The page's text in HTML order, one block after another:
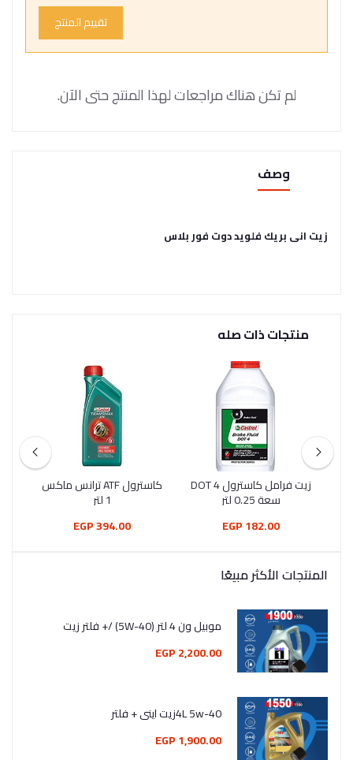
تقييم المنتج
لم تكن هناك مراجعات لهذا المنتج حتى الآن.
وصف
زيت انى بريك فلويد دوت فور بلاس
منتجات ذات صله
زيت فرامل كاسترول DOT 4
سعة 0.25 لتر
182.00 EGP
كاسترول ATF ترانس ماكس
1 لتر
394.00 EGP
المنتجات الأكثر مبيعًا
موبيل ون 4 لتر (5W-40) /+ فلتر زيت
2,200.00 EGP
4L 5w-40زيت اينى + فلتر
1,900.00 EGP